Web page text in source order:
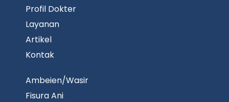
Profil Dokter
Layanan
Artikel
Kontak
Ambeien/Wasir
Fisura Ani